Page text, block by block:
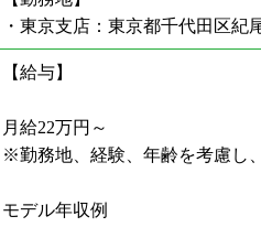
・東京支店：東京都千代田区紀
【給与】
月給22万円～
※勤務地、経験、年齢を考慮し
モデル年収例